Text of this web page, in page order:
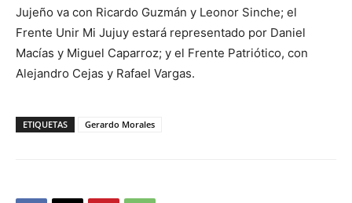
Jujeño va con Ricardo Guzmán y Leonor Sinche; el
Frente Unir Mi Jujuy estará representado por Daniel
Macías y Miguel Caparroz; y el Frente Patriótico, con
Alejandro Cejas y Rafael Vargas.
ETIQUETAS Gerardo Morales